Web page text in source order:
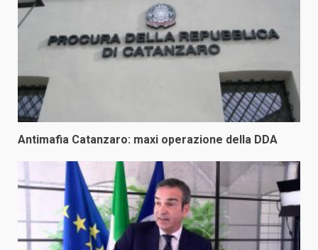
Antimafia Catanzaro: maxi operazione della DDA